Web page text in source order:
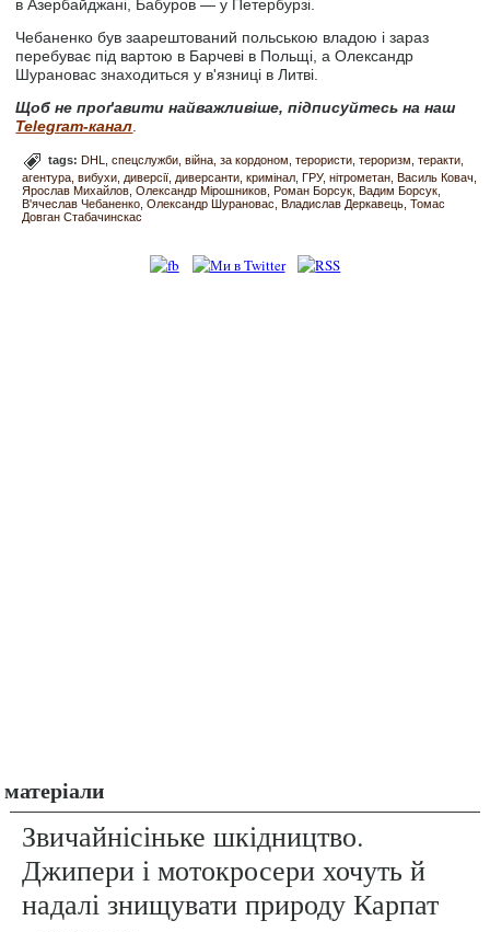
в Азербайджані, Бабуров — у Петербурзі.
Чебаненко був заарештований польською владою і зараз
перебуває під вартою в Барчеві в Польщі, а Олександр
Шурановас знаходиться у в'язниці в Литві.
Щоб не проґавити найважливіше, підписуйтесь на наш
Telegram-канал
tags:DHL спецслужби війна за кордоном терористи тероризм
теракти
агентура вибухи диверсії диверсанти кримінал ГРУ нітрометан Василь Ковач
Ярослав Михайлов Олександр Мірошников Роман Борсук Вадим Борсук
В'ячеслав Чебаненко Олександр Шурановас Владислав Деркавець Томас
Довган Стабачинскас
матеріали
Звичайнісіньке шкідництво.
Джипери і мотокросери хочуть й
надалі знищувати природу Карпат